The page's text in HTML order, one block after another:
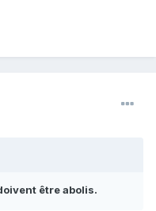
être abolis.